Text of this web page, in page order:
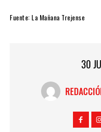
Fuente: La Mañana Trejense
30